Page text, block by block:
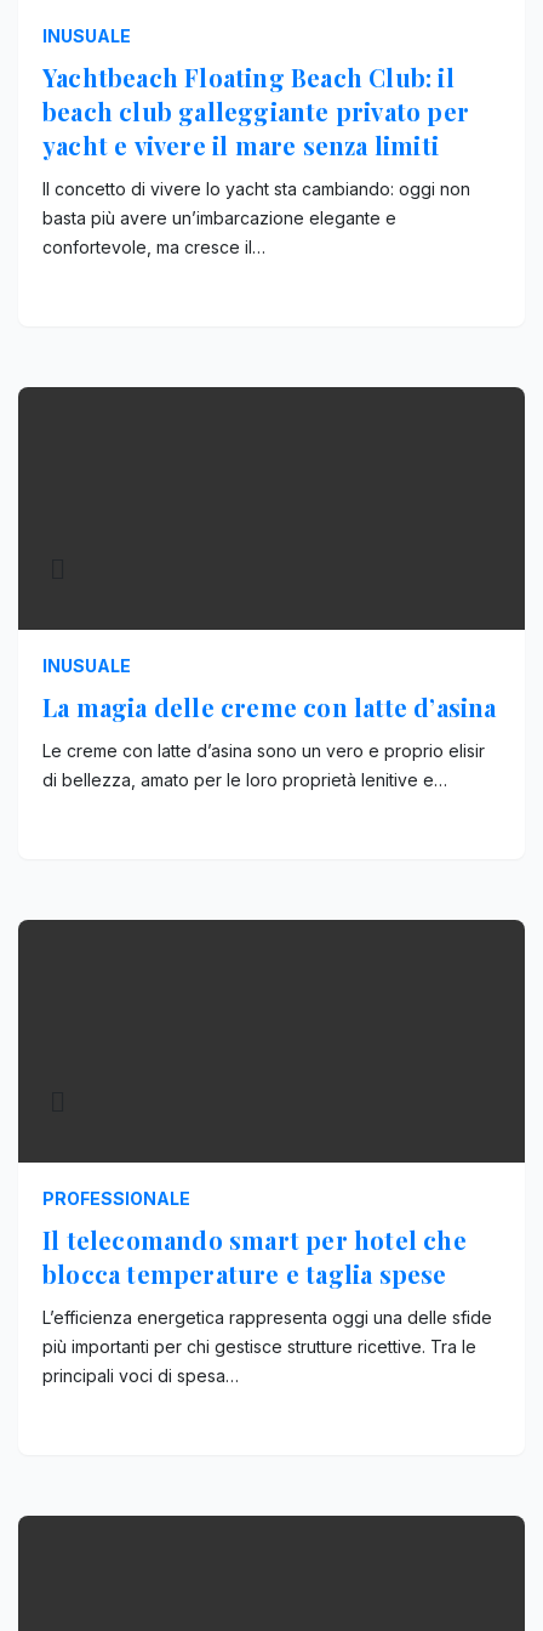
INUSUALE
Yachtbeach Floating Beach Club: il
beach club galleggiante privato per
yacht e vivere il mare senza limiti
Il concetto di vivere lo yacht sta cambiando: oggi non
basta più avere un’imbarcazione elegante e
confortevole, ma cresce il…
INUSUALE
La magia delle creme con latte d’asina
Le creme con latte d’asina sono un vero e proprio elisir
di bellezza, amato per le loro proprietà lenitive e…
PROFESSIONALE
Il telecomando smart per hotel che
blocca temperature e taglia spese
L’efficienza energetica rappresenta oggi una delle sfide
più importanti per chi gestisce strutture ricettive. Tra le
principali voci di spesa…